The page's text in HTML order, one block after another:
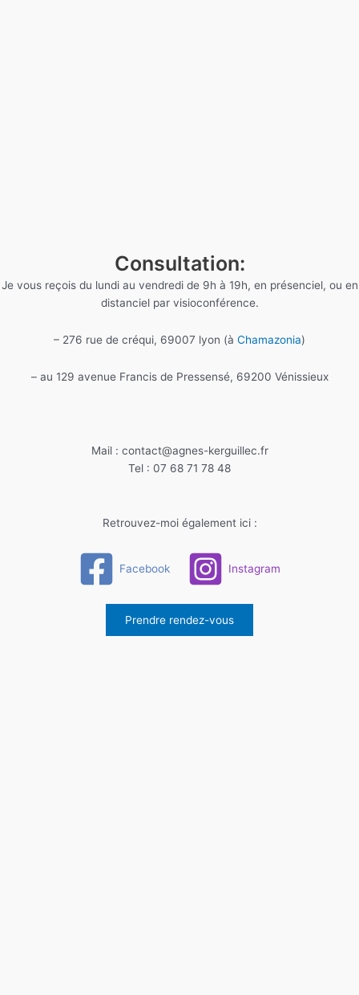
Consultation:
Je vous reçois du lundi au vendredi de 9h à 19h, en présenciel, ou en
distanciel par visioconférence.
– 276 rue de créqui, 69007 lyon (à Chamazonia)
– au 129 avenue Francis de Pressensé, 69200 Vénissieux
Mail : contact@agnes-kerguillec.fr
Tel : 07 68 71 78 48
Retrouvez-moi également ici :
Facebook Instagram
Prendre rendez-vous